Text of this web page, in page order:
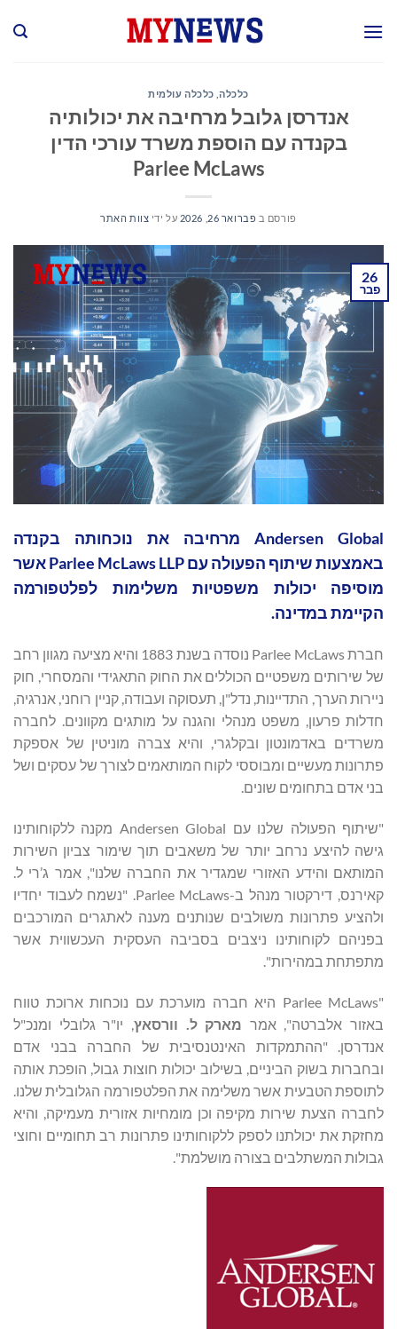
כלכלה, כלכלה עולמית
אנדרסן גלובל מרחיבה את יכולותיה
בקנדה עם הוספת משרד עורכי הדין
Parlee McLaws
פורסם ב פברואר 26, 2026 על ידי צוות האתר
26
פבר
Andersen Global מרחיבה את נוכחותה בקנדה
באמצעות שיתוף הפעולה עם Parlee McLaws LLP אשר
מוסיפה יכולות משפטיות משלימות לפלטפורמה
הקיימת במדינה.
חברת Parlee McLaws נוסדה בשנת 1883 והיא מציעה מגוון רחב
של שירותים משפטיים הכוללים את החוק התאגידי והמסחרי, חוק
ניירות הערך, התדיינות, נדל"ן, תעסוקה ועבודה, קניין רוחני, אנרגיה,
חדלות פרעון, משפט מנהלי והגנה על מותגים מקוונים. לחברה
משרדים באדמונטון ובקלגרי, והיא צברה מוניטין של אספקת
פתרונות מעשיים ומבוססי לקוח המותאמים לצורך של עסקים ושל
בני אדם בתחומים שונים.
"שיתוף הפעולה שלנו עם Andersen Global מקנה ללקוחותינו
גישה להיצע נרחב יותר של משאבים תוך שימור צביון השירות
המותאם והידע האזורי שמגדיר את החברה שלנו", אמר ג’רי ל.
קאירנס, דירקטור מנהל ב-Parlee McLaws. "נשמח לעבוד יחדיו
ולהציע פתרונות משולבים שנותנים מענה לאתגרים המורכבים
בפניהם לקוחותינו ניצבים בסביבה העסקית העכשווית אשר
מתפתחת במהירות".
"Parlee McLaws היא חברה מוערכת עם נוכחות ארוכת טווח
באזור אלברטה", אמר מארק ל. וורסאץ, יו"ר גלובלי ומנכ"ל
אנדרסן. "ההתמקדות האינטנסיבית של החברה בבני אדם
ובחברות בשוק הביניים, בשילוב יכולות חוצות גבול, הופכת אותה
לתוספת הטבעית אשר משלימה את הפלטפורמה הגלובלית שלנו.
לחברה הצעת שירות מקיפה וכן מומחיות אזורית מעמיקה, והיא
מחזקת את יכולתנו לספק ללקוחותינו פתרונות רב תחומיים וחוצי
גבולות המשתלבים בצורה מושלמת".